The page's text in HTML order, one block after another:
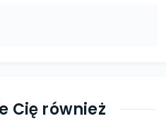
Cię również